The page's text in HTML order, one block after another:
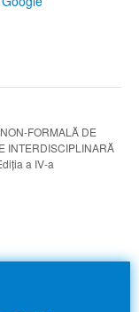
FORMALĂ DE
INTERDISCIPLINARĂ
a IV-a